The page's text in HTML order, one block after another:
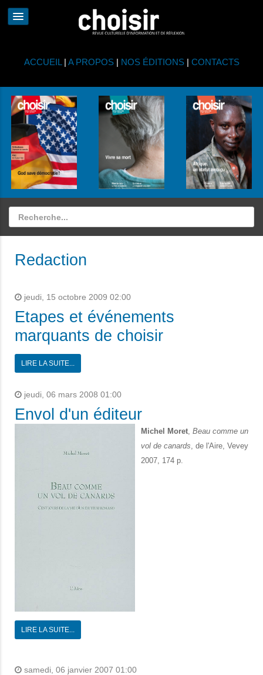
ACCUEIL | A PROPOS| NOS ÉDITIONS| CONTACTS
Redaction
jeudi, 15 octobre 2009 02:00
Etapes et événements
marquants de choisir
LIRE LA SUITE...
jeudi, 06 mars 2008 01:00
Envol d'un éditeur
Michel Moret, Beau comme un
vol de canards, de l'Aire, Vevey
2007, 174 p.
LIRE LA SUITE...
samedi, 06 janvier 2007 01:00